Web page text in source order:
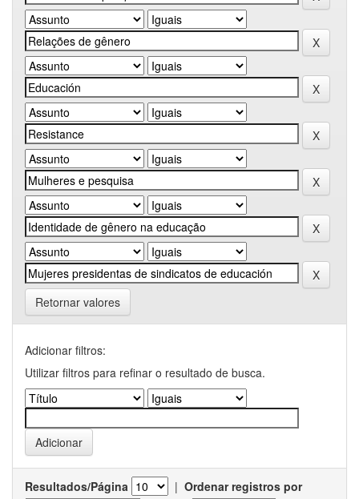
Retornar valores
Adicionar filtros:
Utilizar filtros para refinar o resultado de busca.
Resultados/Página | Ordenar registros por